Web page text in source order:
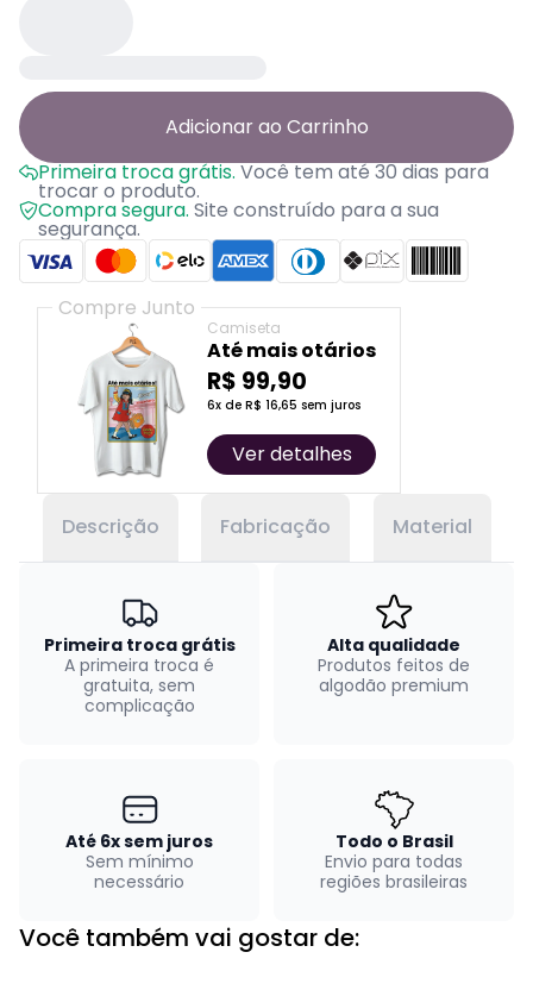
Adicionar ao Carrinho
Primeira troca grátis.Você tem até 30 dias para
trocar o produto.
Compra segura. Site construído para a sua
segurança.
Compre Junto
Camiseta
Até mais otários
R$ 99,90
6x de R$ 16,65 sem juros
Ver detalhes
Descrição Fabricação Material
Primeira troca grátis
A primeira troca é
gratuita, sem
complicação
Alta qualidade
Produtos feitos de
algodão premium
Até 6x sem juros
Sem mínimo
necessário
Todo o Brasil
Envio para todas
regiões brasileiras
Você também vai gostar de: